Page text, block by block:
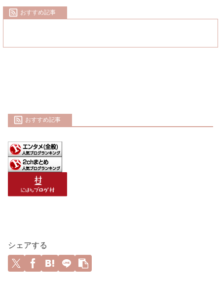
おすすめ記事
おすすめ記事
シェアする